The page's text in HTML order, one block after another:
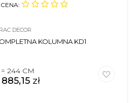
DECOR
KOLUMNA KD1
244 CM
885,15 zł